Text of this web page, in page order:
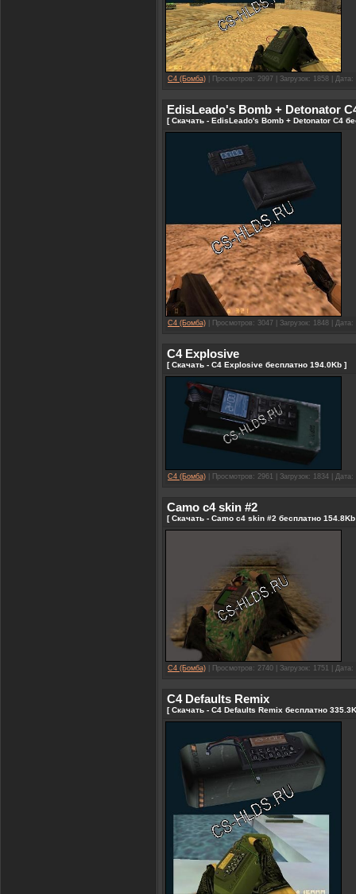
C4 (Бомба) | Просмотров: 2997 | Загрузок: 1858 | Дата:
EdisLeado's Bomb + Detonator
[ Скачать - EdisLeado's Bomb + Detonator C4
C4 (Бомба) | Просмотров: 3047 | Загрузок: 1848 | Дата:
C4 Explosive
[ Скачать - C4 Explosive бесплатно 194.0Kb ]
C4 (Бомба) | Просмотров: 2961 | Загрузок: 1834 | Дата:
Camo c4 skin #2
[ Скачать - Camo c4 skin #2 бесплатно
C4 (Бомба) | Просмотров: 2740 | Загрузок: 1751 | Дата:
C4 Defaults Remix
[ Скачать - C4 Defaults Remix бесплатно